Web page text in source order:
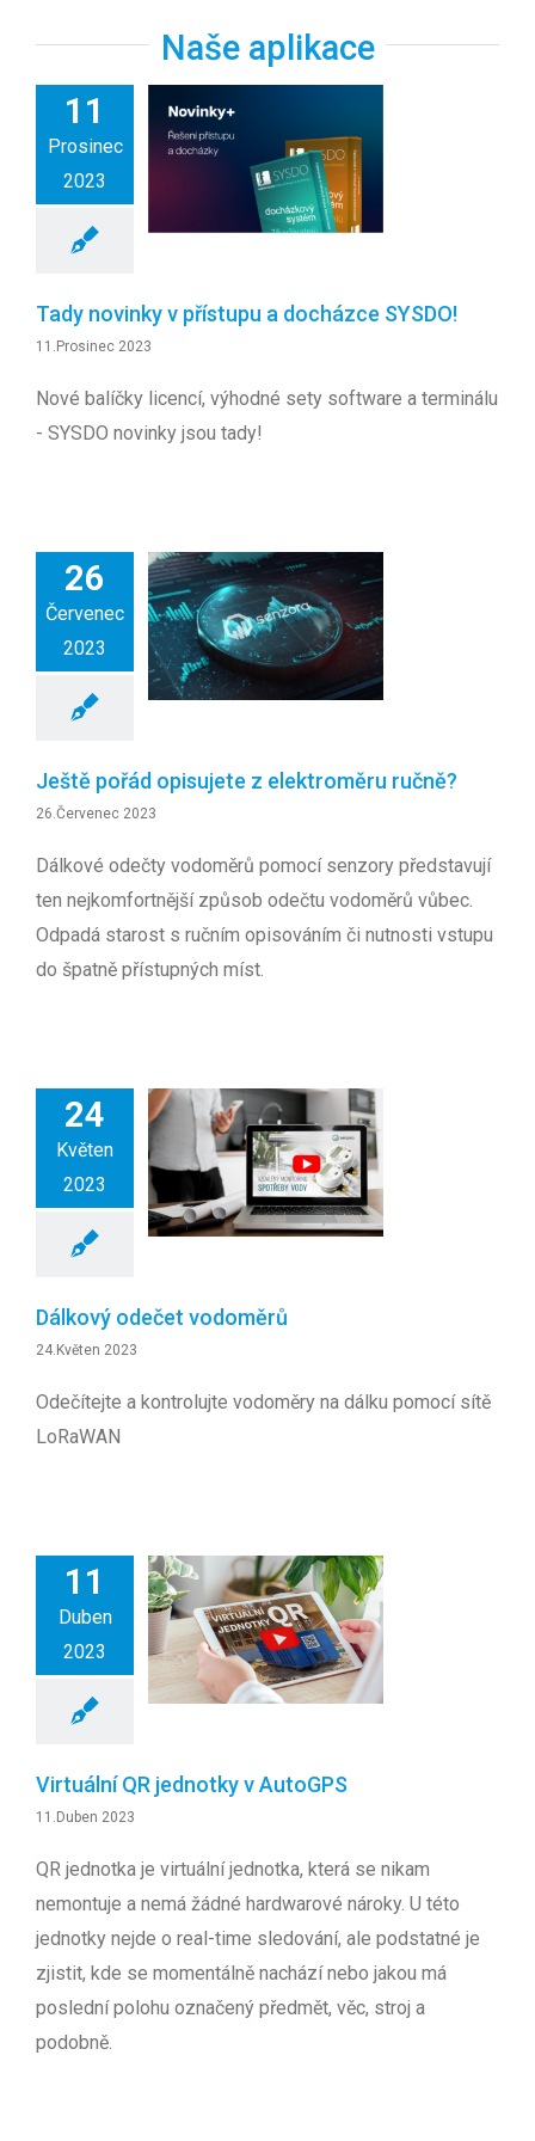
Naše aplikace
11
Prosinec
2023
Tady novinky v přístupu a docházce SYSDO!
11.Prosinec 2023
Nové balíčky licencí, výhodné sety software a terminálu
- SYSDO novinky jsou tady!
26
Červenec
2023
Ještě pořád opisujete z elektroměru ručně?
26.Červenec 2023
Dálkové odečty vodoměrů pomocí senzory představují
ten nejkomfortnější způsob odečtu vodoměrů vůbec.
Odpadá starost s ručním opisováním či nutnosti vstupu
do špatně přístupných míst.
24
Květen
2023
Dálkový odečet vodoměrů
24.Květen 2023
Odečítejte a kontrolujte vodoměry na dálku pomocí sítě
LoRaWAN
11
Duben
2023
Virtuální QR jednotky v AutoGPS
11.Duben 2023
QR jednotka je virtuální jednotka, která se nikam
nemontuje a nemá žádné hardwarové nároky. U této
jednotky nejde o real-time sledování, ale podstatné je
zjistit, kde se momentálně nachází nebo jakou má
poslední polohu označený předmět, věc, stroj a
podobně.